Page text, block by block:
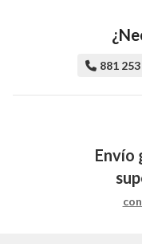
881
Envío